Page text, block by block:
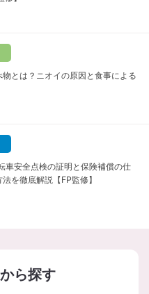
とは？ニオイの原因と食事による
車安全点検の証明と保険補償の仕
を徹底解説【FP監修】
ら探す